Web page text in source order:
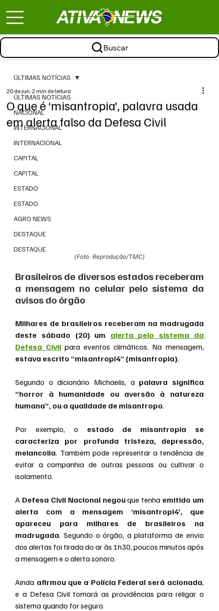
Buscar
ÚLTIMAS NOTÍCIAS
NACIONAL
INTERNACIONAL
INTERNACIONAL
CAPITAL
CAPITAL
ESTADO
ESTADO
AGRO NEWS
DESTAQUE
DESTAQUE
ÚLTIMAS NOTÍCIAS
O que é ‘misantropia’, palavra usada
em alerta falso da Defesa Civil
20 de jun.2 min de leitura
(Foto: Reprodução/TMC)
Brasileiros de diversos estados receberam
a mensagem no celular pelo sistema da
avisos do órgão
Milhares de brasileiros receberam na madrugada
deste sábado (20) um alerta pelo sistema da
Defesa Civil para eventos climáticos. Na mensagem,
estava escrito “misantropi4” (misantropia).
Segundo o dicionário Michaelis, a palavra significa
“horror à humanidade ou aversão à natureza
humana”, ou a qualidade de misantropo.
Por exemplo, o estado de misantropia se
caracteriza por profunda tristeza, depressão,
melancolia. Também pode representar a tendência de
evitar a companhia de outras pessoas ou cultivar o
isolamento.
A Defesa Civil Nacional negou que tenha emitido um
alerta com a mensagem ‘misantropi4’, que
apareceu para milhares de brasileiros na
madrugada. Segundo o órgão, a plataforma de envio
dos alertas foi tirada do ar às 1h30, poucos minutos após
a mensagem e o alerta sonoro.
Ainda afirmou que a Polícia Federal será acionada,
e a Defesa Civil tomará as providências para religar o
sistema quando for seguro.